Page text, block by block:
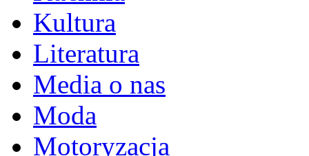
Kultura
Literatura
Media o nas
Moda
Motoryzacja